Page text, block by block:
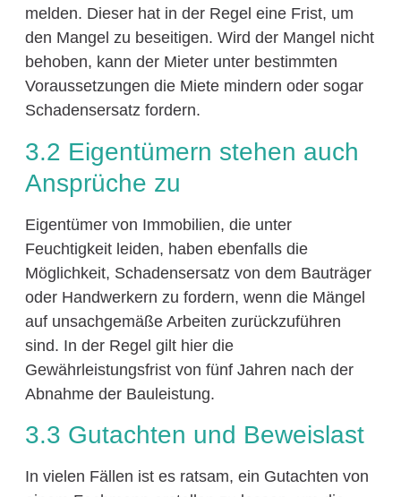
melden. Dieser hat in der Regel eine Frist, um
den Mangel zu beseitigen. Wird der Mangel nicht
behoben, kann der Mieter unter bestimmten
Voraussetzungen die Miete mindern oder sogar
Schadensersatz fordern.
3.2 Eigentümern stehen auch
Ansprüche zu
Eigentümer von Immobilien, die unter
Feuchtigkeit leiden, haben ebenfalls die
Möglichkeit, Schadensersatz von dem Bauträger
oder Handwerkern zu fordern, wenn die Mängel
auf unsachgemäße Arbeiten zurückzuführen
sind. In der Regel gilt hier die
Gewährleistungsfrist von fünf Jahren nach der
Abnahme der Bauleistung.
3.3 Gutachten und Beweislast
In vielen Fällen ist es ratsam, ein Gutachten von